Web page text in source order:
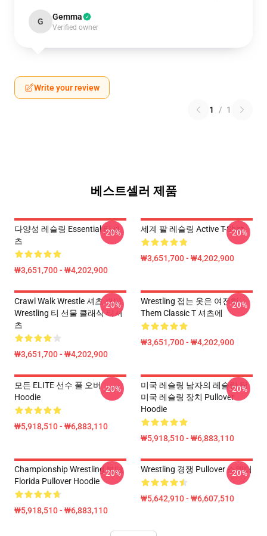
G Gemma
Verified owner
Write your review
1 / 1
베스트셀러 제품
다양성 레슬링 Essential 티셔
츠
₩3,651,700 - ₩4,202,900
-20% 세계 팔 레슬링 Active T-Shirt
₩3,651,700 - ₩4,202,900
-20%
Crawl Walk Wrestle 셔츠 재미
Wrestling 티 선물 클래식 티셔
츠
₩3,651,700 - ₩4,202,900
-20%
Wrestling 접는 옷은 여전히
Them Classic T 셔츠에
₩3,651,700 - ₩4,202,900
-20%
모든 ELITE 선수 풀 오버
Hoodie
₩5,918,510 - ₩6,883,110
-20%
미국 레슬링 남자의 레슬링 팀
미국 레슬링 장치 Pullover
Hoodie
₩5,918,510 - ₩6,883,110
-20%
Championship Wrestling 부터
Florida Pullover Hoodie
₩5,918,510 - ₩6,883,110
-20% Wrestling 경쟁 Pullover 스웨터
₩5,642,910 - ₩6,607,510
-20%